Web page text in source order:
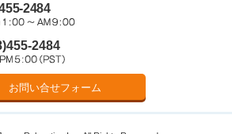
2484
2484
お問い合せフォーム